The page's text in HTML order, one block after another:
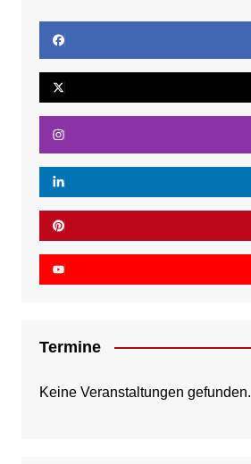
Termine
Keine Veranstaltungen gefunden.